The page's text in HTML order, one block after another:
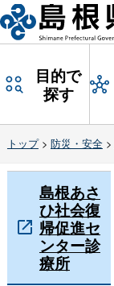
目的で
探す
トップ> 防災・安全>
島根あさ
ひ社会復
帰促進セ
ンター診
療所